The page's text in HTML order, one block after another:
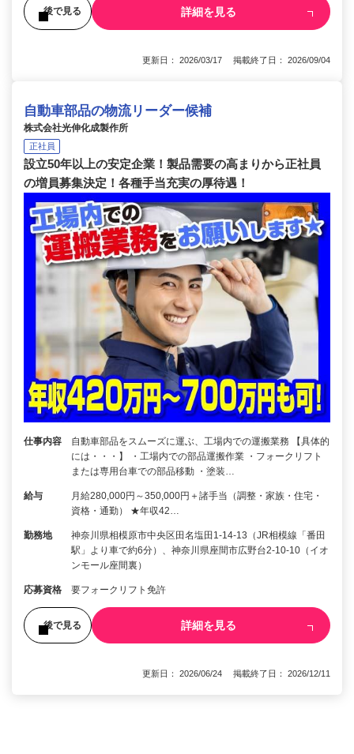
後で見る 詳細を見る
更新日： 2026/03/17 掲載終了日： 2026/09/04
自動車部品の物流リーダー候補
株式会社光伸化成製作所
正社員
設立50年以上の安定企業！製品需要の高まりから正社員
の増員募集決定！各種手当充実の厚待遇！
仕事内容
自動車部品をスムーズに運ぶ、工場内での運搬業務 【具体的
には・・・】 ・工場内での部品運搬作業 ・フォークリフト
または専用台車での部品移動 ・塗装…
給与
月給280,000円～350,000円＋諸手当（調整・家族・住宅・
資格・通勤） ★年収42…
勤務地
神奈川県相模原市中央区田名塩田1-14-13（JR相模線「番田
駅」より車で約6分）、神奈川県座間市広野台2-10-10（イオ
ンモール座間裏）
応募資格 要フォークリフト免許
後で見る 詳細を見る
更新日： 2026/06/24 掲載終了日： 2026/12/11